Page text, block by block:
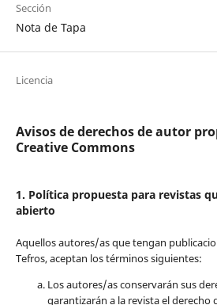
Sección
Nota de Tapa
Licencia
Avisos de derechos de autor
Creative Commons
1. Política propuesta para revistas
abierto
Aquellos autores/as que tengan
Tefros, aceptan los términos siguientes:
Los autores/as conservarán sus
garantizarán a la revista el derecho